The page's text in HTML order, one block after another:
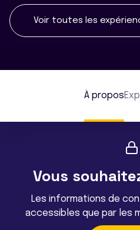
Voir toutes les
À propos
Vous
Les informations de
accessibles que par les